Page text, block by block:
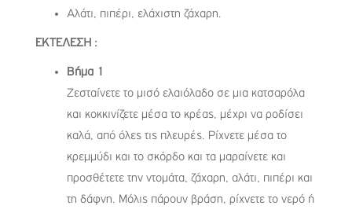
Αλάτι, πιπέρι, ελάχιστη ζάχαρη.
ΕΚΤΕΛΕΣΗ :
Βήμα 1
Ζεσταίνετε το μισό ελαιόλαδο σε μια κατσαρόλα
και κοκκινίζετε μέσα το κρέας, μέχρι να ροδίσει
καλά, από όλες τις πλευρές. Ρίχνετε μέσα το
κρεμμύδι και το σκόρδο και τα μαραίνετε και
προσθέτετε την ντομάτα, ζάχαρη, αλάτι, πιπέρι και
τη δάφνη. Μόλις πάρουν βράση, ρίχνετε το νερό ή